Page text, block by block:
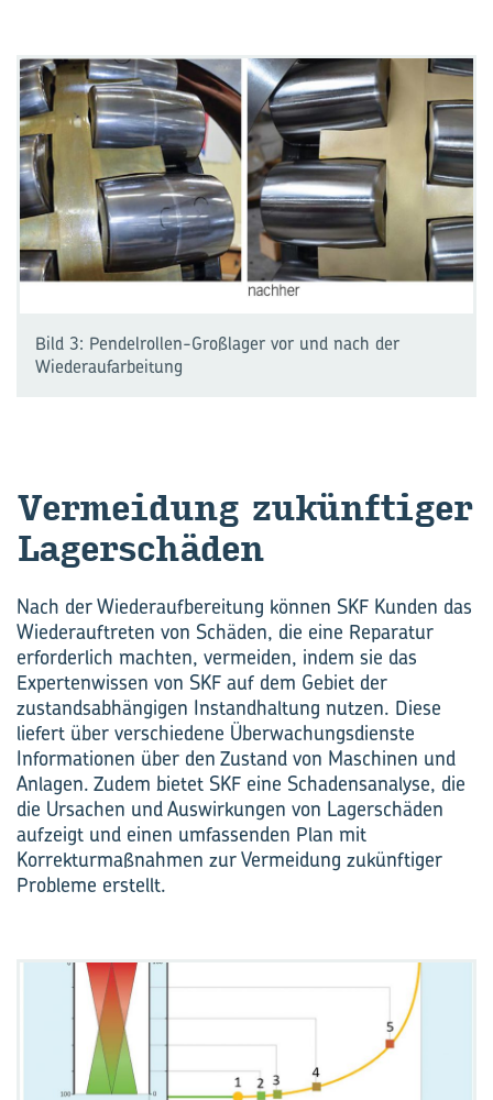
Bild 3: Pendelrollen-Großlager vor und nach der
Wiederaufarbeitung
Ver­mei­dung zu­künf­ti­ger
La­ger­schä­den
Nach der Wiederaufbereitung können SKF Kunden das
Wiederauftreten von Schäden, die eine Reparatur
erforderlich machten, vermeiden, indem sie das
Expertenwissen von SKF auf dem Gebiet der
zustandsabhängigen Instandhaltung nutzen. Diese
liefert über verschiedene Überwachungsdienste
Informationen über den Zustand von Maschinen und
Anlagen. Zudem bietet SKF eine Schadensanalyse, die
die Ursachen und Auswirkungen von Lagerschäden
aufzeigt und einen umfassenden Plan mit
Korrekturmaßnahmen zur Vermeidung zukünftiger
Pro­bleme erstellt.